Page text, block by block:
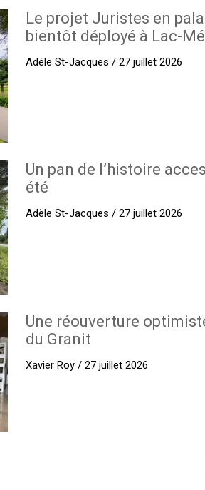
Le projet Juristes en
bientôt déployé à Lac-
Adèle St-Jacques / 27 juillet 2026
Un pan de l’histoire
été
Adèle St-Jacques / 27 juillet 2026
Une réouverture
du Granit
Xavier Roy / 27 juillet 2026